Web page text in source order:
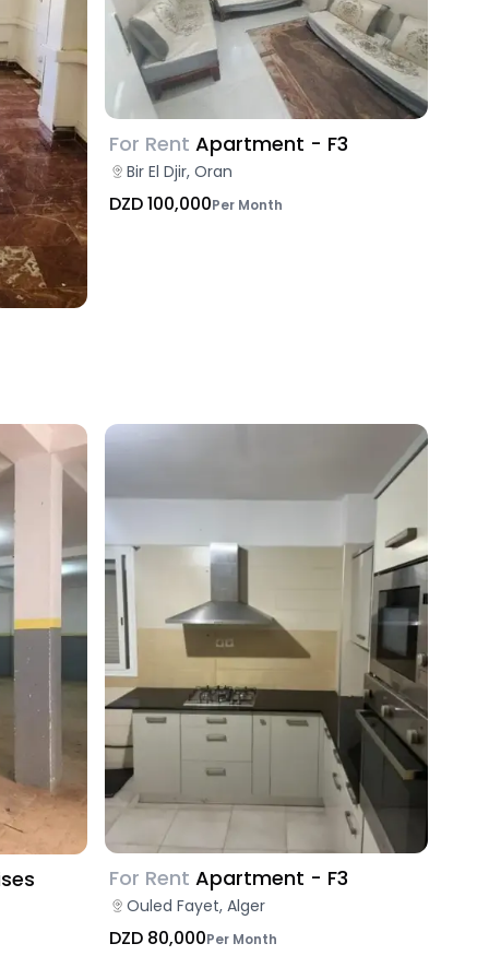
For Rent Apartment - F3
Bir El Djir, Oran
DZD 100,000Per Month
For Rent Apartment - F3
Ouled Fayet, Alger
DZD 80,000Per Month